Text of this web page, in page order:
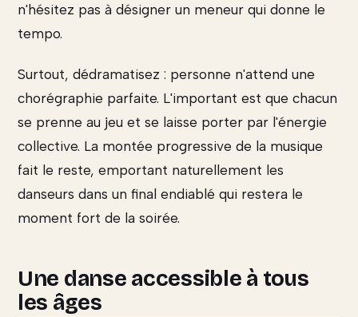
n'hésitez pas à désigner un meneur qui donne le
tempo.
Surtout, dédramatisez : personne n'attend une
chorégraphie parfaite. L'important est que chacun
se prenne au jeu et se laisse porter par l'énergie
collective. La montée progressive de la musique
fait le reste, emportant naturellement les
danseurs dans un final endiablé qui restera le
moment fort de la soirée.
Une danse accessible à tous
les âges